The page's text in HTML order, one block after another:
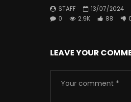
STAFF
13/07/2024
0
2.9K 88
LEAVE YOUR